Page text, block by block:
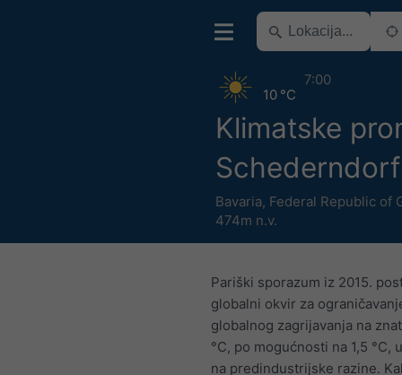
Klimatske
Schederndorf
Bavaria, Federal Republic of
474m n.v.
10 °C
7:00
Pariški sporazum iz 2015.
globalni okvir za
globalnog zagrijavanja na
°C, po mogućnosti na 1,5 °C,
na predindustrijske razine.